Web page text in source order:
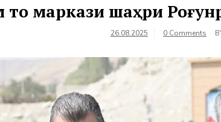
то маркази шаҳри
26.08.2025 0 Comments